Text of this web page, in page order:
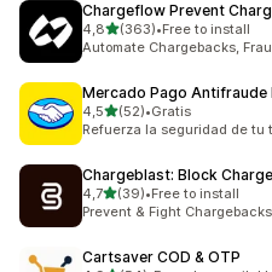
Chargeflow Prevent
4,8na 5 gwiazdek
(363)
Łączna liczba recenzji: 363
•Free to install
Automate Chargebacks,
Mercado Pago Antifraude
4,5na 5 gwiazdek
(52)
Łączna liczba recenzji: 52
•Gratis
Refuerza la seguridad de tu
Chargeblast: Block
4,7na 5 gwiazdek
(39)
Łączna liczba recenzji: 39
•Free to install
Prevent & Fight
Cartsaver COD & OTP